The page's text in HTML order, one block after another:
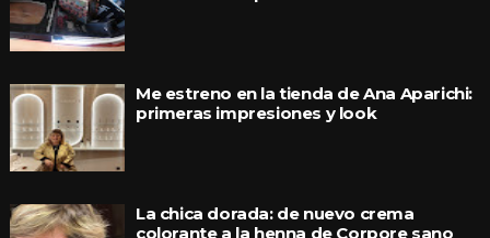
Me estreno en la tienda de Ana Aparichi:
primeras impresiones y look
La chica dorada: de nuevo crema
colorante a la henna de Corpore sano